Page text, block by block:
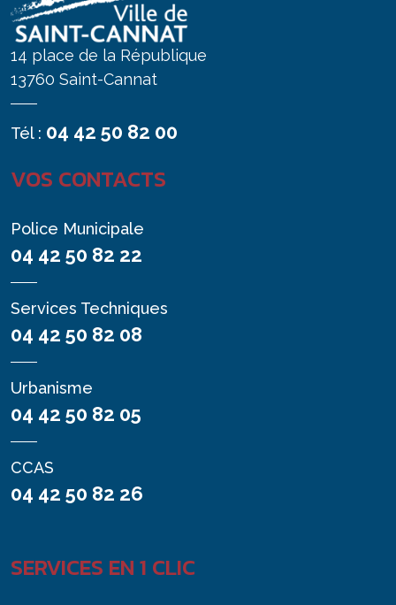
14 place de la République
13760 Saint-Cannat
Tél : 04 42 50 82 00
VOS CONTACTS
Police Municipale
04 42 50 82 22
Services Techniques
04 42 50 82 08
Urbanisme
04 42 50 82 05
CCAS
04 42 50 82 26
SERVICES EN 1 CLIC